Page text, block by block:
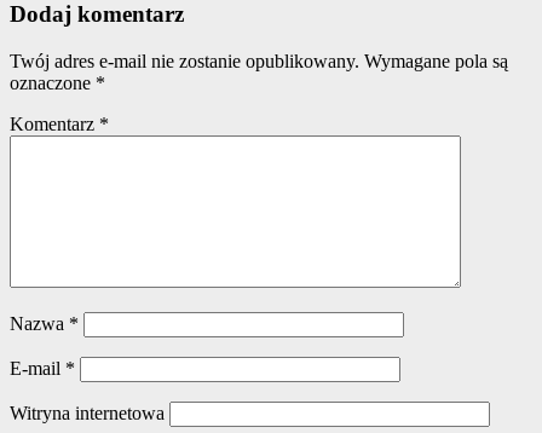
Dodaj komentarz
Twój adres e-mail nie zostanie opublikowany. Wymagane pola są
oznaczone *
Komentarz *
Nazwa *
E-mail *
Witryna internetowa